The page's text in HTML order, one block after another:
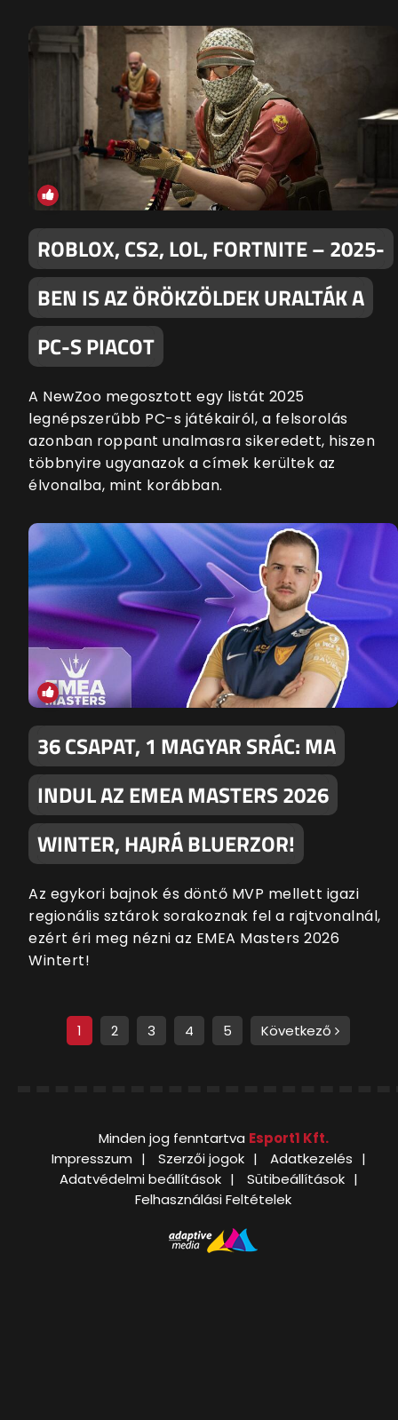
ROBLOX, CS2, LOL, FORTNITE – 2025-
BEN IS AZ ÖRÖKZÖLDEK URALTÁK A
PC-S PIACOT
A NewZoo megosztott egy listát 2025
legnépszerűbb PC-s játékairól, a felsorolás
azonban roppant unalmasra sikeredett, hiszen
többnyire ugyanazok a címek kerültek az
élvonalba, mint korábban.
36 CSAPAT, 1 MAGYAR SRÁC: MA
INDUL AZ EMEA MASTERS 2026
WINTER, HAJRÁ BLUERZOR!
Az egykori bajnok és döntő MVP mellett igazi
regionális sztárok sorakoznak fel a rajtvonalnál,
ezért éri meg nézni az EMEA Masters 2026
Wintert!
1 2 3 4 5 Következő
Minden jog fenntartva Esport1 Kft.
Impresszum
Szerzői jogok
Adatkezelés
Adatvédelmi beállítások
Sütibeállítások
Felhasználási Feltételek